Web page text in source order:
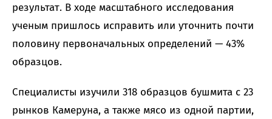
результат. В ходе масштабного исследования
ученым пришлось исправить или уточнить почти
половину первоначальных определений — 43%
образцов.
Специалисты изучили 318 образцов бушмита с 23
рынков Камеруна, а также мясо из одной партии,